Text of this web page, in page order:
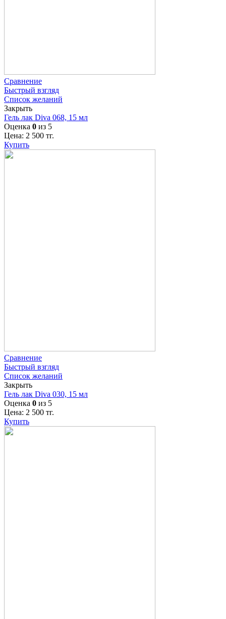
Сравнение
Быстрый взгляд
Список желаний
Закрыть
Гель лак Diva 068, 15 мл
Оценка 0 из 5
Цена: 2 500 тг.
Купить
Сравнение
Быстрый взгляд
Список желаний
Закрыть
Гель лак Diva 030, 15 мл
Оценка 0 из 5
Цена: 2 500 тг.
Купить